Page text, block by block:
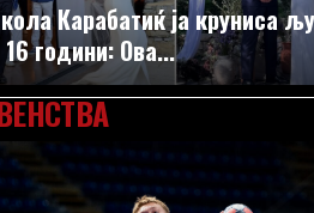
Карабатиќ ја круниса
години: Ова...